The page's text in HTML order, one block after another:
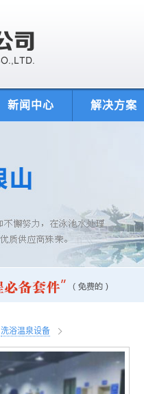
新闻中心 解决方案
洗浴温泉设备